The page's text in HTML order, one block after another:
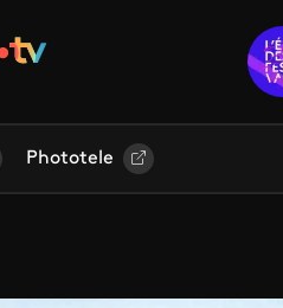
Phototele